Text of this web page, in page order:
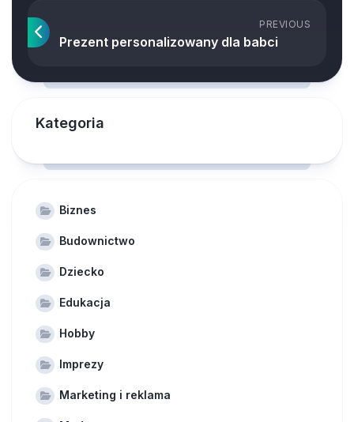
PREVIOUS
Prezent personalizowany dla babci
Kategoria
Biznes
Budownictwo
Dziecko
Edukacja
Hobby
Imprezy
Marketing i reklama